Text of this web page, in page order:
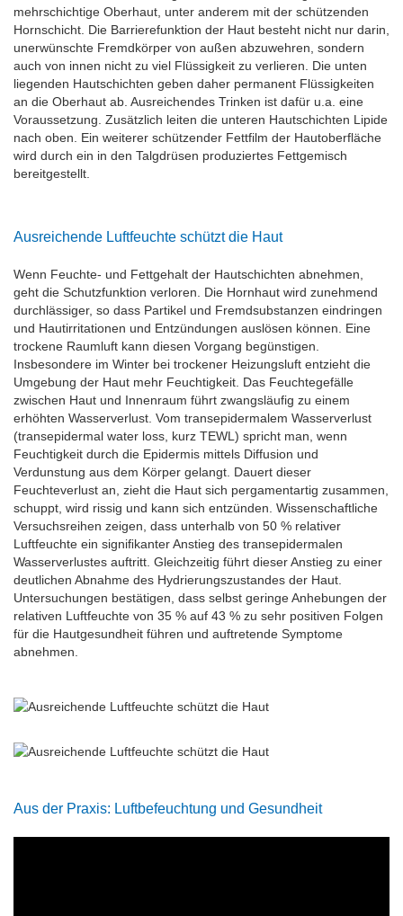
mehrschichtige Oberhaut, unter anderem mit der schützenden
Hornschicht. Die Barrierefunktion der Haut besteht nicht nur darin,
unerwünschte Fremdkörper von außen abzuwehren, sondern
auch von innen nicht zu viel Flüssigkeit zu verlieren. Die unten
liegenden Hautschichten geben daher permanent Flüssigkeiten
an die Oberhaut ab. Ausreichendes Trinken ist dafür u.a. eine
Voraussetzung. Zusätzlich leiten die unteren Hautschichten Lipide
nach oben. Ein weiterer schützender Fettfilm der Hautoberfläche
wird durch ein in den Talgdrüsen produziertes Fettgemisch
bereitgestellt.
Ausreichende Luftfeuchte schützt die Haut
Wenn Feuchte- und Fettgehalt der Hautschichten abnehmen,
geht die Schutzfunktion verloren. Die Hornhaut wird zunehmend
durchlässiger, so dass Partikel und Fremdsubstanzen eindringen
und Hautirritationen und Entzündungen auslösen können. Eine
trockene Raumluft kann diesen Vorgang begünstigen.
Insbesondere im Winter bei trockener Heizungsluft entzieht die
Umgebung der Haut mehr Feuchtigkeit. Das Feuchtegefälle
zwischen Haut und Innenraum führt zwangsläufig zu einem
erhöhten Wasserverlust. Vom transepidermalem Wasserverlust
(transepidermal water loss, kurz TEWL) spricht man, wenn
Feuchtigkeit durch die Epidermis mittels Diffusion und
Verdunstung aus dem Körper gelangt. Dauert dieser
Feuchteverlust an, zieht die Haut sich pergamentartig zusammen,
schuppt, wird rissig und kann sich entzünden. Wissenschaftliche
Versuchsreihen zeigen, dass unterhalb von 50 % relativer
Luftfeuchte ein signiﬁkanter Anstieg des transepidermalen
Wasserverlustes auftritt. Gleichzeitig führt dieser Anstieg zu einer
deutlichen Abnahme des Hydrierungszustandes der Haut.
Untersuchungen bestätigen, dass selbst geringe Anhebungen der
relativen Luftfeuchte von 35 % auf 43 % zu sehr positiven Folgen
für die Hautgesundheit führen und auftretende Symptome
abnehmen.
Aus der Praxis: Luftbefeuchtung und Gesundheit